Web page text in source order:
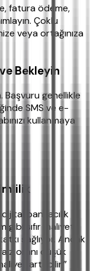
fatura ödeme,
Çoklu
veya ortağınıza
Bekleyin
Başvuru genellikle
SMS ve e-
kullanmaya
bankacılık
sıfır maliyetli
sağlıyor. Ancak
oranı düşük
artabilir.”